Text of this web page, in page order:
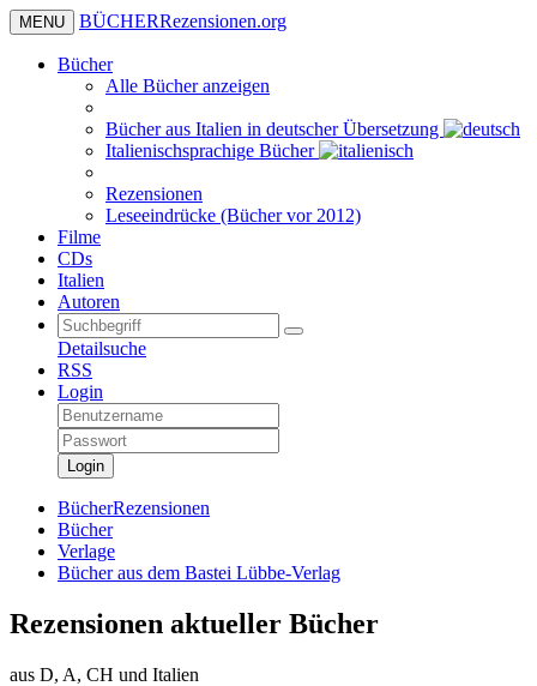
MENU BÜCHERRezensionen.org
Bücher
Alle Bücher anzeigen
Bücher aus Italien in deutscher Übersetzung
Italienischsprachige Bücher
Rezensionen
Leseeindrücke (Bücher vor 2012)
Filme
CDs
Italien
Autoren
Detailsuche
RSS
Login
Login
BücherRezensionen
Bücher
Verlage
Bücher aus dem Bastei Lübbe-Verlag
Rezensionen aktueller Bücher
aus D, A, CH und Italien